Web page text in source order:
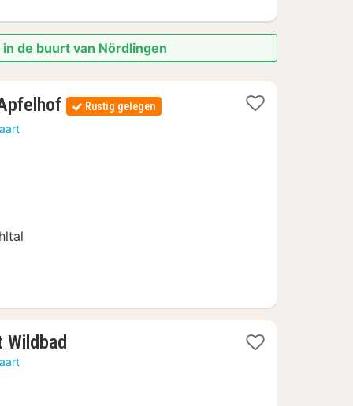
de buurt van Nördlingen
3
nachten
Rustig gelegen
Wildbad